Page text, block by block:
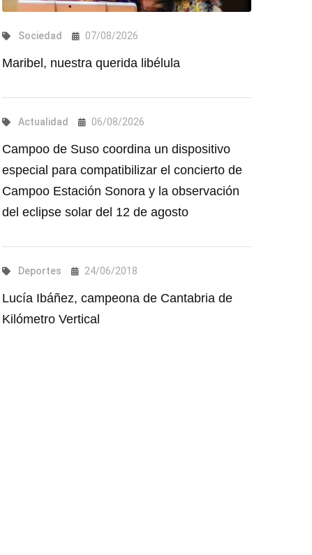
Sociedad 07/08/2026
Maribel, nuestra querida libélula
Actualidad 06/08/2026
Campoo de Suso coordina un dispositivo
especial para compatibilizar el concierto de
Campoo Estación Sonora y la observación
del eclipse solar del 12 de agosto
Deportes 24/06/2018
Lucía Ibáñez, campeona de Cantabria de
Kilómetro Vertical